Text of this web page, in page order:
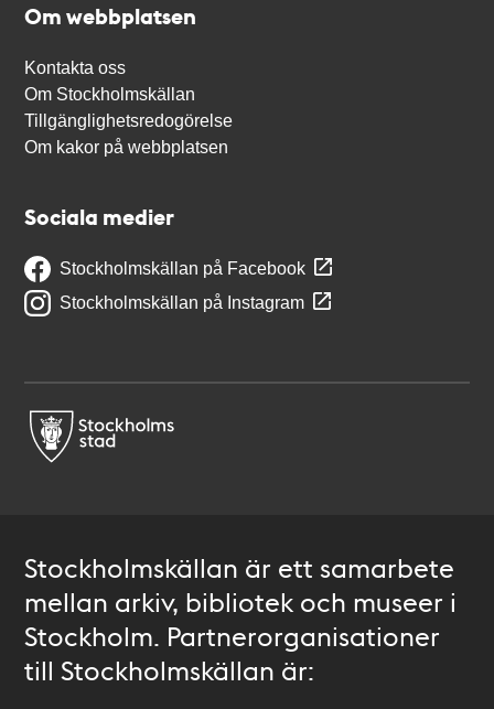
Om webbplatsen
Kontakta oss
Om Stockholmskällan
Tillgänglighetsredogörelse
Om kakor på webbplatsen
Sociala medier
Stockholmskällan på Facebook
Stockholmskällan på Instagram
Stockholmskällan är ett samarbete
mellan arkiv, bibliotek och museer i
Stockholm. Partnerorganisationer
till Stockholmskällan är: